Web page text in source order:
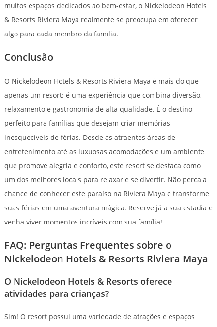
muitos espaços dedicados ao bem-estar, o Nickelodeon Hotels
& Resorts Riviera Maya realmente se preocupa em oferecer
algo para cada membro da família.
Conclusão
O Nickelodeon Hotels & Resorts Riviera Maya é mais do que
apenas um resort: é uma experiência que combina diversão,
relaxamento e gastronomia de alta qualidade. É o destino
perfeito para famílias que desejam criar memórias
inesquecíveis de férias. Desde as atraentes áreas de
entretenimento até as luxuosas acomodações e um ambiente
que promove alegria e conforto, este resort se destaca como
um dos melhores locais para relaxar e se divertir. Não perca a
chance de conhecer este paraíso na Riviera Maya e transforme
suas férias em uma aventura mágica. Reserve já a sua estadia e
venha viver momentos incríveis com sua família!
FAQ: Perguntas Frequentes sobre o
Nickelodeon Hotels & Resorts Riviera Maya
O Nickelodeon Hotels & Resorts oferece
atividades para crianças?
Sim! O resort possui uma variedade de atrações e espaços